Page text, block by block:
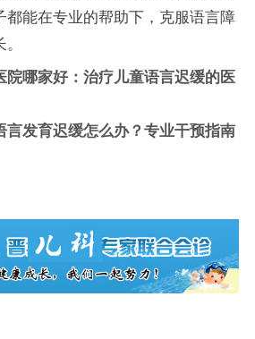
都能在专业的帮助下，克服语言障
院哪家好：治疗儿童语言迟缓的医
言发育迟缓怎么办？专业干预指南